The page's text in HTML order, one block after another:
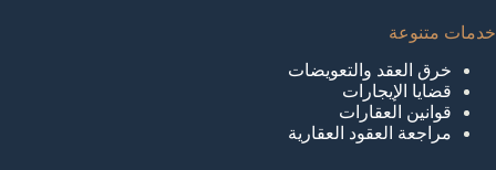
خدمات متنوعة
خرق العقد والتعويضات
قضايا الإيجارات
قوانين العقارات
مراجعة العقود العقارية